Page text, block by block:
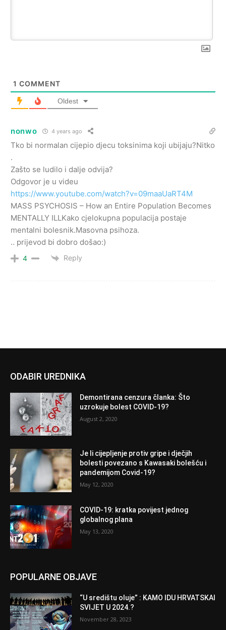
1 COMMENT
Oldest
nonwo 4 years ago
Tko bi normalan cijepio djecu toksinima koji ubijaju?Nitko
.
Zašto se ludilo i dalje odvija?
Odgovor je u videu
https://www.youtube.com/watch?v=09maaUaRT4M
MASS PSYCHOSIS – How an Entire Population Becomes
MENTALLY ILLKako cjelokupna populacija postaje
mentalni bolesnik.Masovna psihoza.
.. prijevod bi dobro došao:)
4 Reply
ODABIR UREDNIKA
Demontirana cenzura članka: Što
uzrokuje bolest COVID-19?
August 2, 2020
Je li cijepljenje protiv gripe i dječjih
bolesti povezano s Kawasaki bolešću i
pandemijom Covid-19?
May 12, 2020
COVID-19: kratka povijest jednog
globalnog plana
May 13, 2020
POPULARNE OBJAVE
“U središtu oluje” : KAMO IDU HRVATSKAI
SVIJET U 2024.?
November 28, 2023